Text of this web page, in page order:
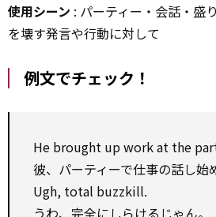
使用シーン : パーティー・会話・盛
を壊す発言や行動に対して
例文でチェック！
He brought up work at the
彼、パーティーで仕事の話し始
Ugh, total buzzkill.
うわ、完全にしらけるじゃん。